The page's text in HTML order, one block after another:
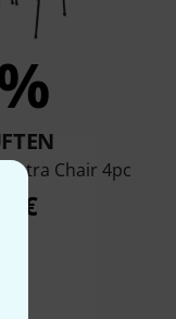
Chair 4pc
€